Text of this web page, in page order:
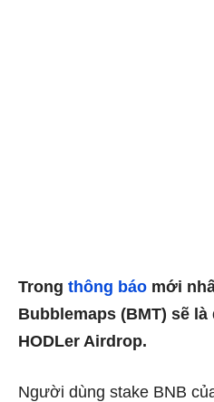
Trong thông báo mới
Bubblemaps (BMT) sẽ
HODLer Airdrop.
Người dùng stake BNB